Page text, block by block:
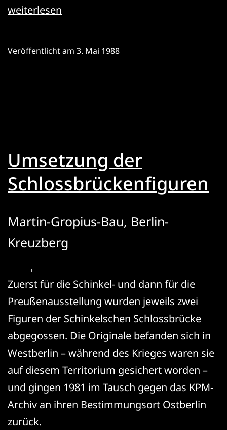
Prospektzüge
weiterlesen
Veröffentlicht am 3. Mai 1988
Umsetzung der
Schlossbrückenfiguren
Martin-Gropius-Bau, Berlin-
Kreuzberg
Zuerst für die Schinkel- und dann für die
Preußenausstellung wurden jeweils zwei
Figuren der Schinkelschen Schlossbrücke
abgegossen. Die Originale befanden sich in
Westberlin – während des Krieges waren sie
auf diesem Territorium gesichert worden –
und gingen 1981 im Tausch gegen das KPM-
Archiv an ihren Bestimmungsort Ostberlin
zurück.